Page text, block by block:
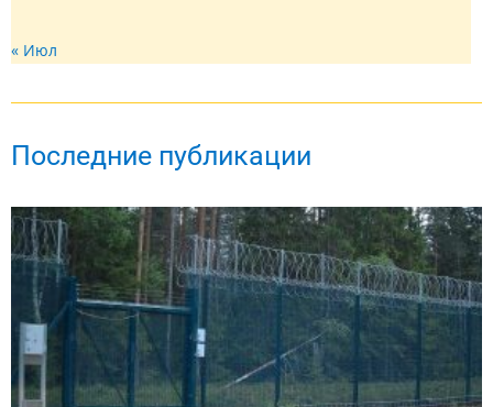
« Июл
Последние публикации